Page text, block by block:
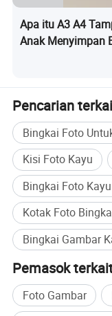
Apa itu A3 A4
Anak Menyimpan
Pencarian
Bingkai Foto
Kisi Foto Kayu
Bingkai Foto
Kotak Foto
Pemasok
Foto Gambar